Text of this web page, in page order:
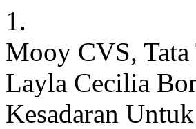
1.
Mooy CVS, Tata
Layla Cecilia
Kesadaran